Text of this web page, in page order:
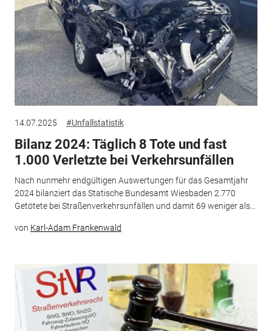
14.07.2025 #Unfallstatistik
Bilanz 2024: Täglich 8 Tote und fast
1.000 Verletzte bei Verkehrsunfällen
Nach nunmehr endgültigen Auswertungen für das Gesamtjahr
2024 bilanziert das Statische Bundesamt Wiesbaden 2.770
Getötete bei Straßenverkehrsunfällen und damit 69 weniger als...
von Karl-Adam Frankenwald